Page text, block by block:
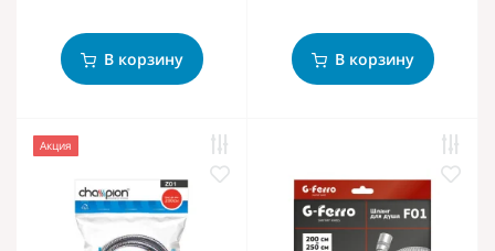
В корзину В корзину
Акция